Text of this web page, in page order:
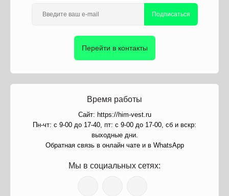
Подписаться
Перейти в контакты
Время работы
Сайт: https://him-vest.ru
Пн-чт: с 9-00 до 17-40, пт: с 9-00 до 17-00, сб и вскр:
выходные дни.
Обратная связь в онлайн чате и в WhatsApp
Мы в социальных сетях: